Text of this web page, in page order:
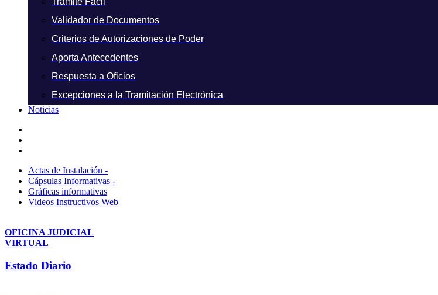
Validador de Documentos
Criterios de Autorizaciones de Poder
Aporta Antecedentes
Respuesta a Oficios
Excepciones a la Tramitación Electrónica
Noticias
Actas de Instalación -
Cápsulas Informativas -
Gráficas informativas
Videos Instructivos Web
OFICINA JUDICIAL
VIRTUAL
Estado Diario